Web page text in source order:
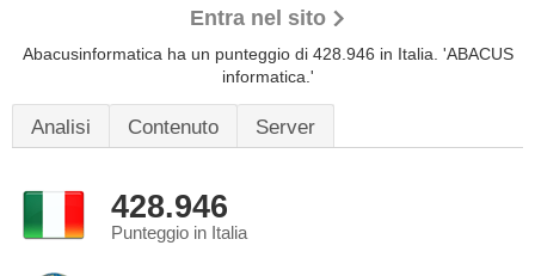
Entra nel sito
Abacusinformatica ha un punteggio di 428.946 in Italia. 'ABACUS
informatica.'
Analisi Contenuto Server
428.946
Punteggio in Italia